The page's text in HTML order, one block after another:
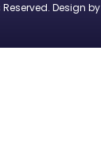
Design by